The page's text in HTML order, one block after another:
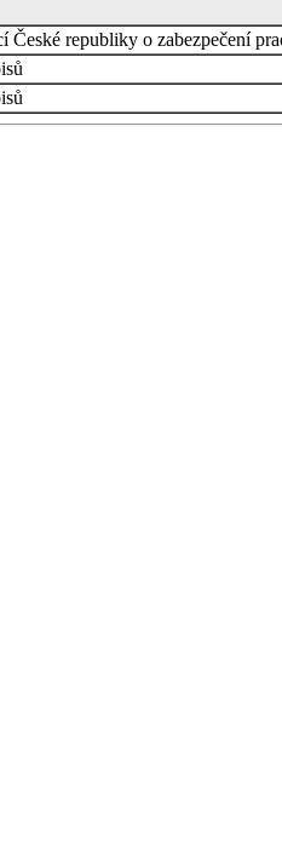
České republiky o zabezpečení